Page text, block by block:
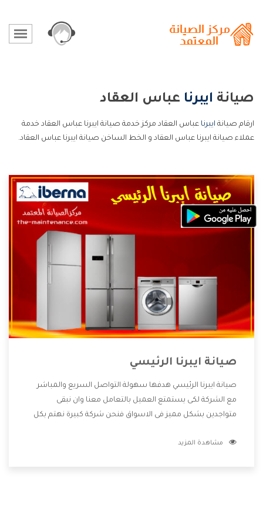
صيانة ايبرنا عباس العقاد
ارقام صيانة ايبرنا عباس العقاد مركز خدمة صيانة ايبرنا عباس العقاد خدمة
عملاء صيانة ايبرنا عباس العقاد و الخط الساخن صيانة ايبرنا عباس العقاد.
صيانة ايبرنا الرئيسي
صيانة ايبرنا الرئيسي هدفها سهولة التواصل السريع والمباشر
مع الشركة لكى يستمتع العميل بالتعامل معنا وان نبقى
متواجدين بشكل مميز فى الاسواق فنحن شركة كبيرة نهتم بكل
الشركة بها والتى تكون منها خدمة الصيانة التى تكون من أهم
مشاهدة المزيد